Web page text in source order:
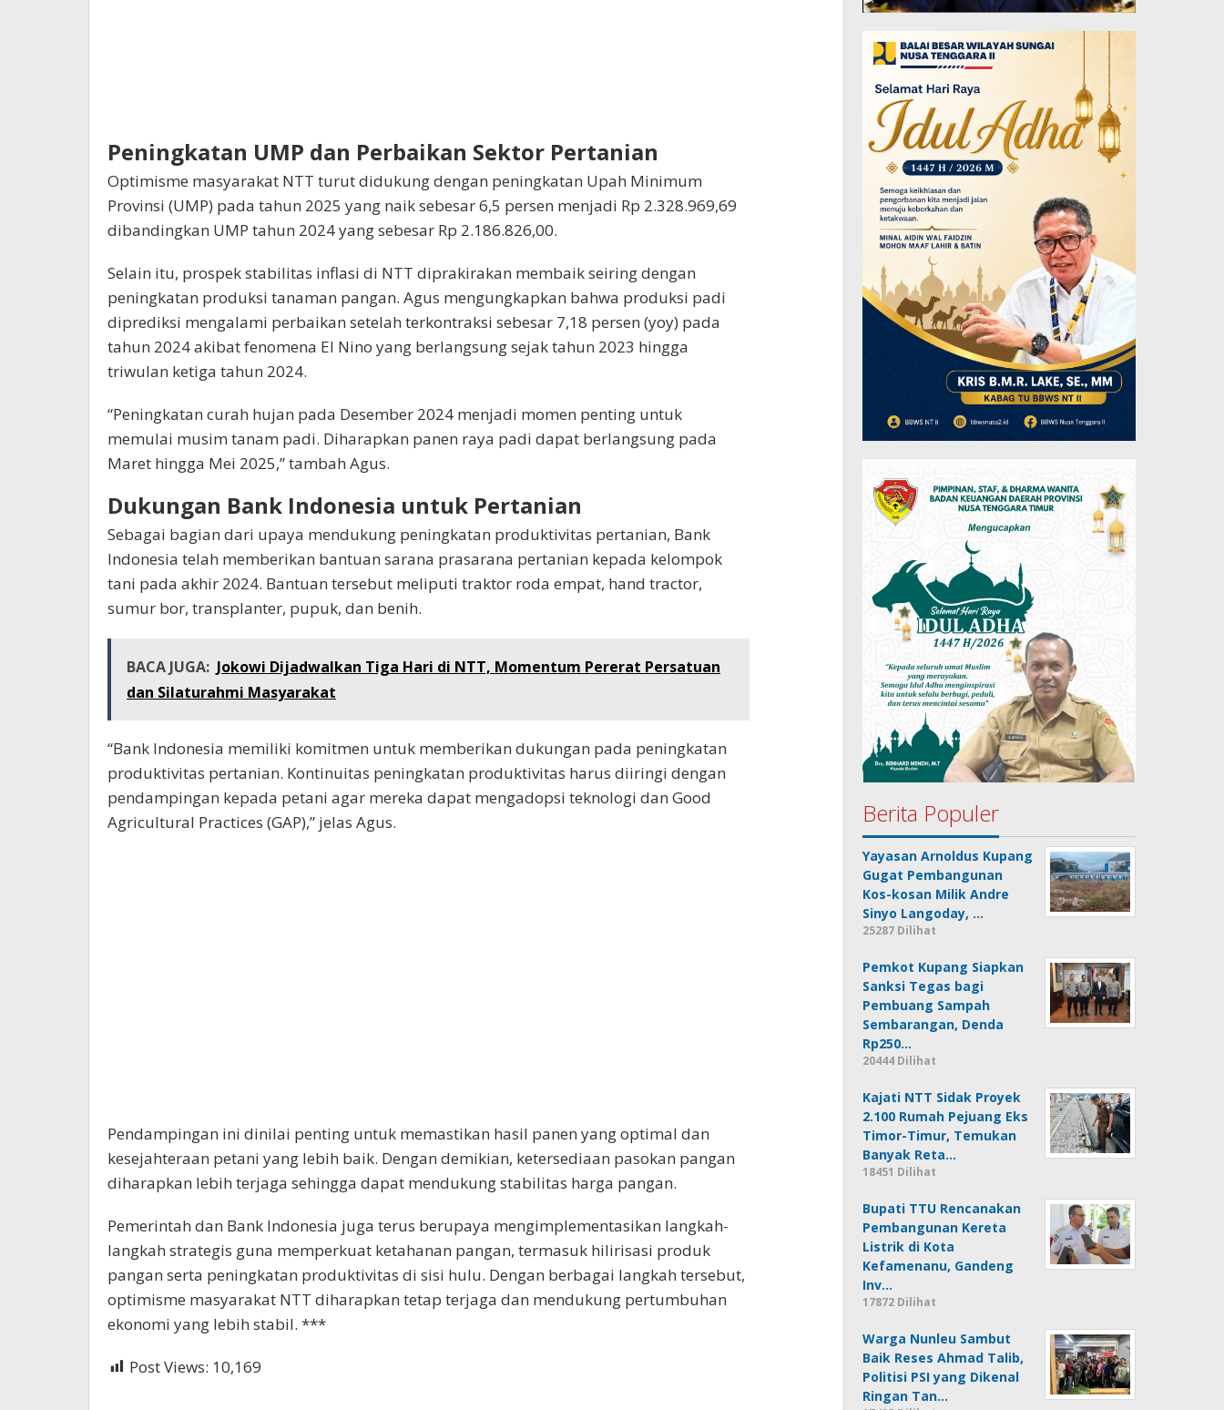
Peningkatan UMP dan Perbaikan Sektor Pertanian
Optimisme masyarakat NTT turut didukung dengan peningkatan Upah Minimum
Provinsi (UMP) pada tahun 2025 yang naik sebesar 6,5 persen menjadi Rp 2.328.969,69
dibandingkan UMP tahun 2024 yang sebesar Rp 2.186.826,00.
Selain itu, prospek stabilitas inflasi di NTT diprakirakan membaik seiring dengan
peningkatan produksi tanaman pangan. Agus mengungkapkan bahwa produksi padi
diprediksi mengalami perbaikan setelah terkontraksi sebesar 7,18 persen (yoy) pada
tahun 2024 akibat fenomena El Nino yang berlangsung sejak tahun 2023 hingga
triwulan ketiga tahun 2024.
“Peningkatan curah hujan pada Desember 2024 menjadi momen penting untuk
memulai musim tanam padi. Diharapkan panen raya padi dapat berlangsung pada
Maret hingga Mei 2025,” tambah Agus.
Dukungan Bank Indonesia untuk Pertanian
Sebagai bagian dari upaya mendukung peningkatan produktivitas pertanian, Bank
Indonesia telah memberikan bantuan sarana prasarana pertanian kepada kelompok
tani pada akhir 2024. Bantuan tersebut meliputi traktor roda empat, hand tractor,
sumur bor, transplanter, pupuk, dan benih.
BACA JUGA: Jokowi Dijadwalkan Tiga Hari di NTT, Momentum Pererat Persatuan
dan Silaturahmi Masyarakat
“Bank Indonesia memiliki komitmen untuk memberikan dukungan pada peningkatan
produktivitas pertanian. Kontinuitas peningkatan produktivitas harus diiringi dengan
pendampingan kepada petani agar mereka dapat mengadopsi teknologi dan Good
Agricultural Practices (GAP),” jelas Agus.
Pendampingan ini dinilai penting untuk memastikan hasil panen yang optimal dan
kesejahteraan petani yang lebih baik. Dengan demikian, ketersediaan pasokan pangan
diharapkan lebih terjaga sehingga dapat mendukung stabilitas harga pangan.
Pemerintah dan Bank Indonesia juga terus berupaya mengimplementasikan langkah-
langkah strategis guna memperkuat ketahanan pangan, termasuk hilirisasi produk
pangan serta peningkatan produktivitas di sisi hulu. Dengan berbagai langkah tersebut,
optimisme masyarakat NTT diharapkan tetap terjaga dan mendukung pertumbuhan
ekonomi yang lebih stabil. ***
Post Views: 10,169
Berita Populer
Yayasan Arnoldus Kupang
Gugat Pembangunan
Kos-kosan Milik Andre
Sinyo Langoday, …
25287 Dilihat
Pemkot Kupang Siapkan
Sanksi Tegas bagi
Pembuang Sampah
Sembarangan, Denda
Rp250…
20444 Dilihat
Kajati NTT Sidak Proyek
2.100 Rumah Pejuang Eks
Timor-Timur, Temukan
Banyak Reta…
18451 Dilihat
Bupati TTU Rencanakan
Pembangunan Kereta
Listrik di Kota
Kefamenanu, Gandeng
Inv…
17872 Dilihat
Warga Nunleu Sambut
Baik Reses Ahmad Talib,
Politisi PSI yang Dikenal
Ringan Tan…